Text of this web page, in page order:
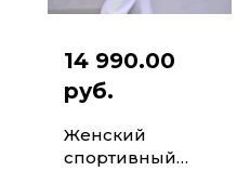
14 990.00
руб.
Женский
спортивный